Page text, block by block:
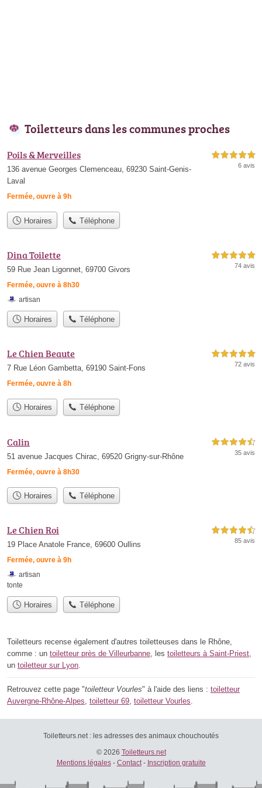
Toiletteurs dans les communes proches
Poils & Merveilles
136 avenue Georges Clemenceau, 69230 Saint-Genis-
Laval
Fermée, ouvre à 9h
5,0 étoiles sur 5
6 avis
Horaires Téléphone
Dina Toilette
59 Rue Jean Ligonnet, 69700 Givors
Fermée, ouvre à 8h30
5,0 étoiles sur 5
74 avis
artisan
Horaires Téléphone
Le Chien Beaute
7 Rue Léon Gambetta, 69190 Saint-Fons
Fermée, ouvre à 8h
5,0 étoiles sur 5
72 avis
Horaires Téléphone
Calin
51 avenue Jacques Chirac, 69520 Grigny-sur-Rhône
Fermée, ouvre à 8h30
4,5 étoiles sur 5
35 avis
Horaires Téléphone
Le Chien Roi
19 Place Anatole France, 69600 Oullins
Fermée, ouvre à 9h
4,5 étoiles sur 5
85 avis
artisan
tonte
Horaires Téléphone
Toiletteurs recense également d'autres toiletteuses dans le Rhône,
comme : un toiletteur près de Villeurbanne, les toiletteurs à Saint-Priest,
un toiletteur sur Lyon.
Retrouvez cette page "toiletteur Vourles" à l'aide des liens : toiletteur
Auvergne-Rhône-Alpes, toiletteur 69, toiletteur Vourles.
Toiletteurs.net : les adresses des animaux chouchoutés
© 2026 Toiletteurs.net
Mentions légales- Contact- Inscription gratuite